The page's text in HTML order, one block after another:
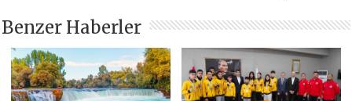
Benzer Haberler